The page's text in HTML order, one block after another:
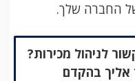
החברה שלך.
לניהול מכירות?
אליך בהקדם